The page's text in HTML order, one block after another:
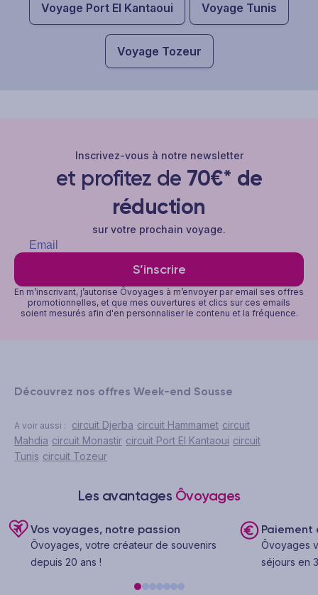
Voyage Port El Kantaoui Voyage Tunis
Voyage Tozeur
Inscrivez-vous à notre newsletter
et profitez de 70€* de
réduction
sur votre prochain voyage.
S’inscrire
En m’inscrivant, j’autorise Ôvoyages à m’envoyer par email ses offres
promotionnelles, et que mes ouvertures et clics sur ces emails
soient mesurés afin d'en personnaliser le contenu et la fréquence.
Découvrez nos offres Week-end Sousse
A voir aussi : circuit Djerba circuit Hammamet circuit
Mahdia circuit Monastir circuit Port El Kantaoui circuit
Tunis circuit Tozeur
Les avantages Ôvoyages
Vos voyages, notre passion
Ôvoyages, votre créateur de souvenirs
depuis 20 ans !
Paiement
Ôvoyages
séjours en